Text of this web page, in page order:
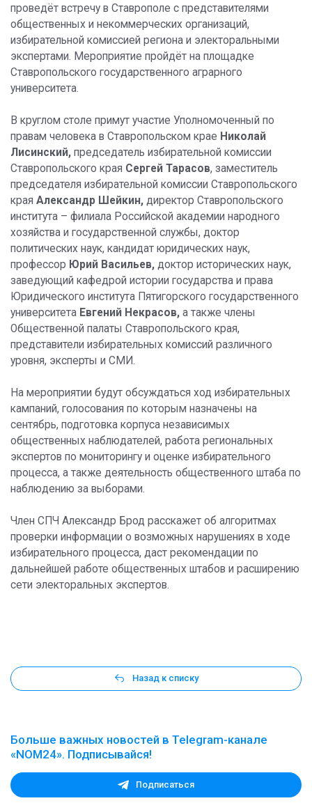
проведёт встречу в Ставрополе с представителями
общественных и некоммерческих организаций,
избирательной комиссией региона и электоральными
экспертами. Мероприятие пройдёт на площадке
Ставропольского государственного аграрного
университета.
В круглом столе примут участие Уполномоченный по
правам человека в Ставропольском крае Николай
Лисинский, председатель избирательной комиссии
Ставропольского края Сергей Тарасов, заместитель
председателя избирательной комиссии Ставропольского
края Александр Шейкин, директор Ставропольского
института – филиала Российской академии народного
хозяйства и государственной службы, доктор
политических наук, кандидат юридических наук,
профессор Юрий Васильев, доктор исторических наук,
заведующий кафедрой истории государства и права
Юридического института Пятигорского государственного
университета Евгений Некрасов, а также члены
Общественной палаты Ставропольского края,
представители избирательных комиссий различного
уровня, эксперты и СМИ.
На мероприятии будут обсуждаться ход избирательных
кампаний, голосования по которым назначены на
сентябрь, подготовка корпуса независимых
общественных наблюдателей, работа региональных
экспертов по мониторингу и оценке избирательного
процесса, а также деятельность общественного штаба по
наблюдению за выборами.
Член СПЧ Александр Брод расскажет об алгоритмах
проверки информации о возможных нарушениях в ходе
избирательного процесса, даст рекомендации по
дальнейшей работе общественных штабов и расширению
сети электоральных экспертов.
Назад к списку
Больше важных новостей в Telegram-канале
«NOM24». Подписывайся!
Подписаться